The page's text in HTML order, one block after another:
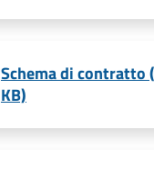
Schema di contratto
KB)